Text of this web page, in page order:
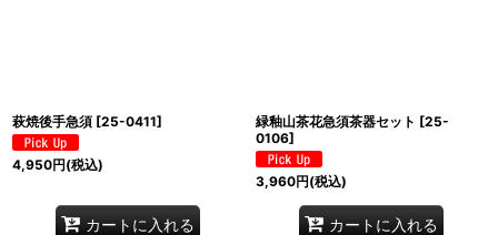
萩焼後手急須 [25-0411]
4,950円(税込)
カートに入れる
緑釉山茶花急須茶器セット [25-
0106]
3,960円(税込)
カートに入れる